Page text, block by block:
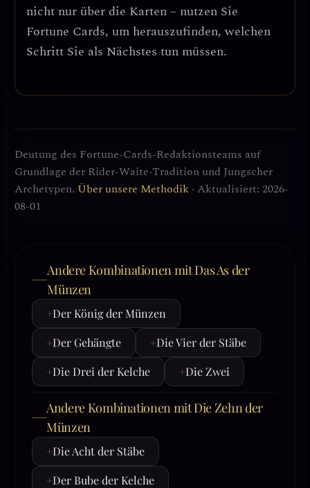
nicht nur über die Karten – nutzen Sie
Fortune Cards, um herauszufinden, welchen
Schritt Sie als Nächstes tun müssen.
Deutung des Fortune-Cards-Redaktionsteams auf
Grundlage der Rider-Waite-Tradition und Jungscher
Archetypen. Über unsere Methodik · Aktualisiert: 2026-
08-01
Andere Kombinationen mit Das As der
Münzen
+Der König der Münzen
+Der Gehängte +Die Vier der Stäbe
+Die Drei der Kelche +Die Zwei
Andere Kombinationen mit Die Zehn der
Münzen
+Die Acht der Stäbe
+Der Bube der Kelche